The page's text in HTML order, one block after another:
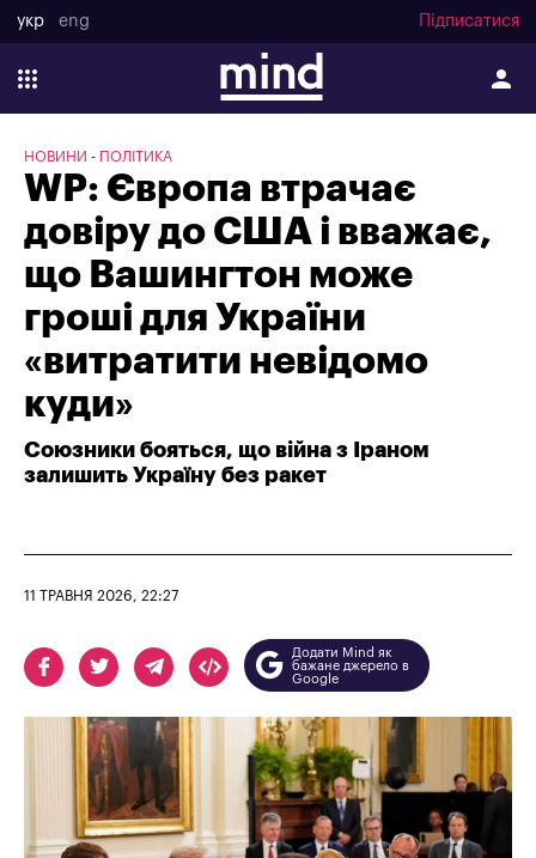
укр eng Підписатися
НОВИНИ ПОЛІТИКА
WP: Європа втрачає
довіру до США і вважає,
що Вашингтон може
гроші для України
«витратити невідомо
куди»
Союзники бояться, що війна з Іраном
залишить Україну без ракет
11 ТРАВНЯ 2026, 22:27
Додати Mind як
бажане джерело в
Google